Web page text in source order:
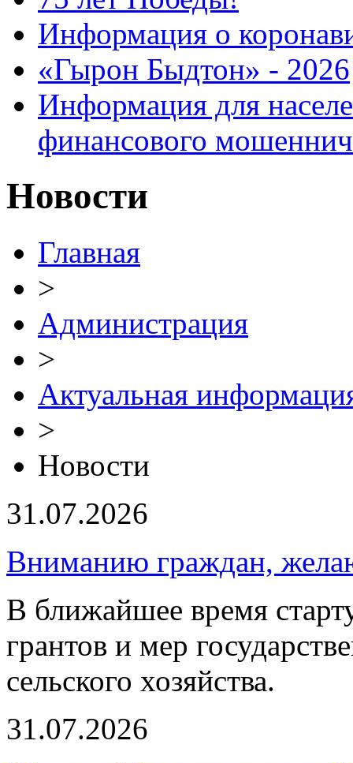
Информация о
«Гырон Быдтон» - 2026
Информация для
финансового
Новости
Главная
>
Администрация
>
Актуальная
>
Новости
31.07.2026
Вниманию граждан,
В ближайшее время
грантов и мер
сельского хозяйства.
31.07.2026